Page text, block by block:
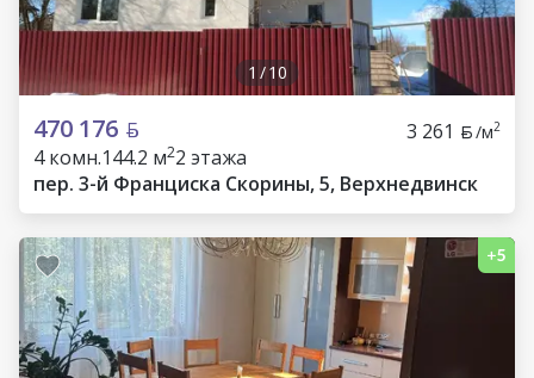
1 /10
470 176 3 261 /м2
4 комн.144.2 м22 этажа
пер. 3-й Франциска Скорины, 5, Верхнедвинск